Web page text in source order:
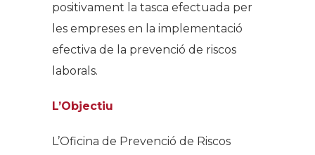
positivament la tasca efectuada per
les empreses en la implementació
efectiva de la prevenció de riscos
laborals.
L’Objectiu
L’Oficina de Prevenció de Riscos